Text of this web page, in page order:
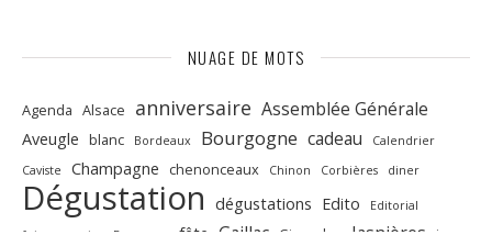
NUAGE DE MOTS
Agenda Alsace anniversaire Assemblée Générale
Aveugle blanc Bordeaux Bourgogne cadeau
Calendrier
Caviste
Champagne chenonceaux Chinon Corbières diner
Dégustation dégustations Edito
Editorial
foires aux vins
Fromages fête Gaillac Gigondas Jasnières
jeu